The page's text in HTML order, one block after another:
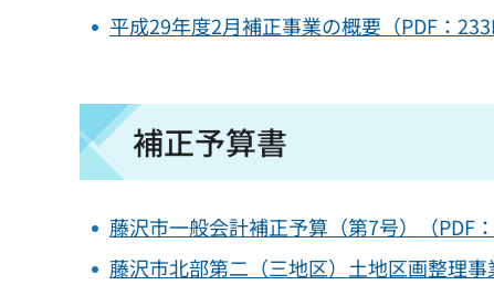
平成29年度2月補正事業の概要（PDF：
補正予算書
藤沢市一般会計補正予算（第7号）（PDF：
藤沢市北部第二（三地区）土地区画整理